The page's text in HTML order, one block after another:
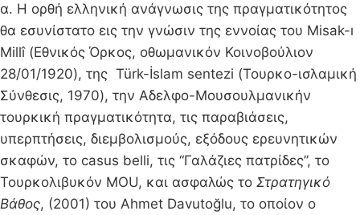
α. Η ορθή ελληνική ανάγνωσις της πραγματικότητος
θα εσυνίστατο εις την γνώσιν της εννοίας του Misak-ı
Millî (Εθνικός Όρκος, οθωμανικόν Κοινοβούλιον
28/01/1920), της Türk-İslam sentezi (Τουρκο-ισλαμική
Σύνθεσις, 1970), την Αδελφο-Μουσουλμανικήν
τουρκική πραγματικότητα, τις παραβιάσεις,
υπερπτήσεις, διεμβολισμούς, εξόδους ερευνητικών
σκαφών, το casus belli, τις “Γαλάζιες πατρίδες”, το
Τουρκολιβυκόν ΜOU, και ασφαλώς το Στρατηγικό
Βάθος, (2001) του Ahmet Davutoğlu, το οποίον ο